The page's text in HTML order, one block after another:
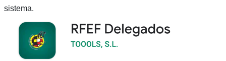
sistema.